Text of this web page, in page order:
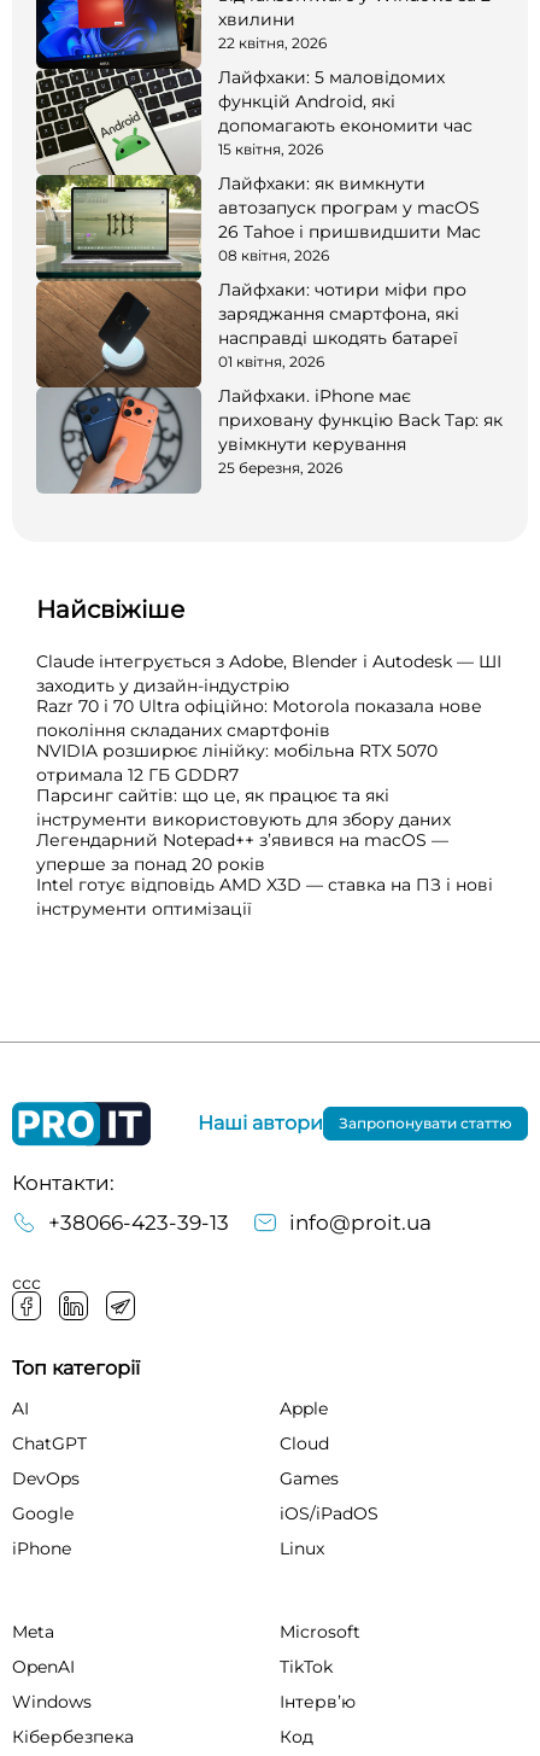
хвилини
22 квітня, 2026
Лайфхаки: 5 маловідомих
функцій Android, які
допомагають економити час
15 квітня, 2026
Лайфхаки: як вимкнути
автозапуск програм у macOS
26 Tahoe і пришвидшити Mac
08 квітня, 2026
Лайфхаки: чотири міфи про
заряджання смартфона, які
насправді шкодять батареї
01 квітня, 2026
Лайфхаки. iPhone має
приховану функцію Back Tap: як
увімкнути керування
25 березня, 2026
Найсвіжіше
Claude інтегрується з Adobe, Blender і Autodesk — ШІ
заходить у дизайн-індустрію
Razr 70 і 70 Ultra офіційно: Motorola показала нове
покоління складаних смартфонів
NVIDIA розширює лінійку: мобільна RTX 5070
отримала 12 ГБ GDDR7
Парсинг сайтів: що це, як працює та які
інструменти використовують для збору даних
Легендарний Notepad++ з’явився на macOS —
уперше за понад 20 років
Intel готує відповідь AMD X3D — ставка на ПЗ і нові
інструменти оптимізації
Контакти:
+38066-423-39-13
info@proit.ua
ссс
Наші автори Запропонувати статтю
Топ категорії
AI
Apple
ChatGPT
Cloud
DevOps
Games
Google
iOS/iPadOS
iPhone
Linux
Meta
Microsoft
OpenAI
TikTok
Windows
Інтервʼю
Кібербезпека
Код